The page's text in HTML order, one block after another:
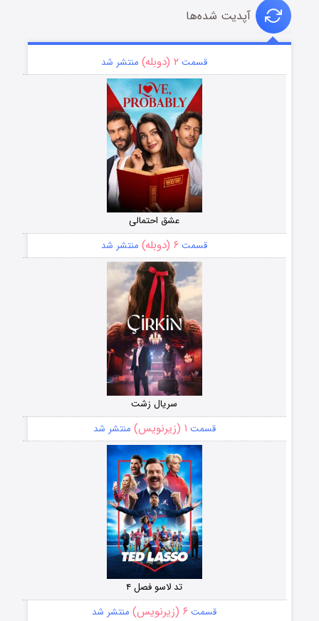
آپدیت شده‌ها
قسمت ۲ (دوبله) منتشر شد
عشق احتمالی
قسمت ۶ (دوبله) منتشر شد
سریال زشت
قسمت ۱ (زیرنویس) منتشر شد
تد لاسو فصل ۴
قسمت ۶ (زیرنویس) منتشر شد